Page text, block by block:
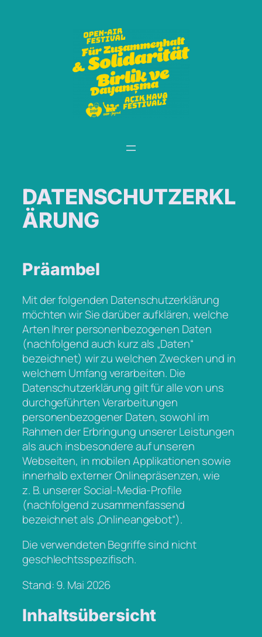
DATENSCHUTZERKL
ÄRUNG
Präambel
Mit der folgenden Datenschutzerklärung
möchten wir Sie darüber aufklären, welche
Arten Ihrer personenbezogenen Daten
(nachfolgend auch kurz als „Daten“
bezeichnet) wir zu welchen Zwecken und in
welchem Umfang verarbeiten. Die
Datenschutzerklärung gilt für alle von uns
durchgeführten Verarbeitungen
personenbezogener Daten, sowohl im
Rahmen der Erbringung unserer Leistungen
als auch insbesondere auf unseren
Webseiten, in mobilen Applikationen sowie
innerhalb externer Onlinepräsenzen, wie
z. B. unserer Social-Media-Profile
(nachfolgend zusammenfassend
bezeichnet als „Onlineangebot“).
Die verwendeten Begriffe sind nicht
geschlechtsspezifisch.
Stand: 9. Mai 2026
Inhaltsübersicht